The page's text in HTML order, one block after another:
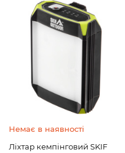
Немає в наявності
Ліхтар кемпінговий SKIF